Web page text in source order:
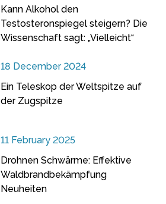
Kann Alkohol den
Testosteronspiegel steigern? Die
Wissenschaft sagt: „Vielleicht“
18 December 2024
Ein Teleskop der Weltspitze auf
der Zugspitze
11 February 2025
Drohnen Schwärme: Effektive
Waldbrandbekämpfung
Neuheiten